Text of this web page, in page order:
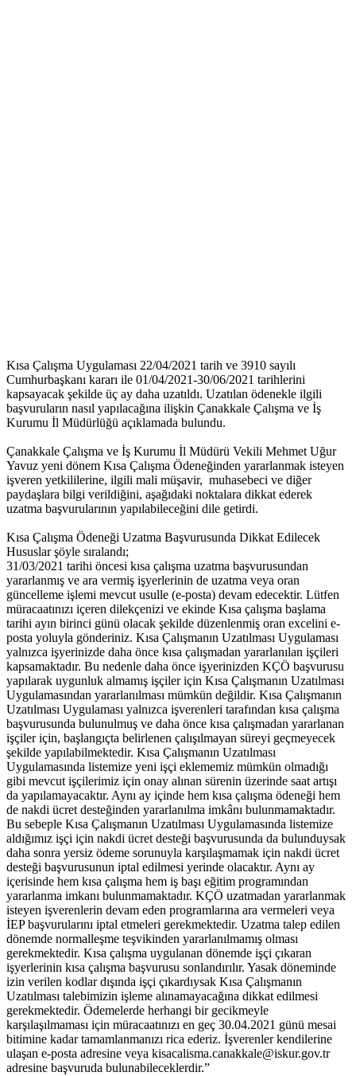
Kısa Çalışma Uygulaması 22/04/2021 tarih ve 3910 sayılı
Cumhurbaşkanı kararı ile 01/04/2021-30/06/2021 tarihlerini
kapsayacak şekilde üç ay daha uzatıldı. Uzatılan ödenekle ilgili
başvuruların nasıl yapılacağına ilişkin Çanakkale Çalışma ve İş
Kurumu İl Müdürlüğü açıklamada bulundu.
Çanakkale Çalışma ve İş Kurumu İl Müdürü Vekili Mehmet Uğur
Yavuz yeni dönem Kısa Çalışma Ödeneğinden yararlanmak isteyen
işveren yetkililerine, ilgili mali müşavir, muhasebeci ve diğer
paydaşlara bilgi verildiğini, aşağıdaki noktalara dikkat ederek
uzatma başvurularının yapılabileceğini dile getirdi.
Kısa Çalışma Ödeneği Uzatma Başvurusunda Dikkat Edilecek
Hususlar şöyle sıralandı;
31/03/2021 tarihi öncesi kısa çalışma uzatma başvurusundan
yararlanmış ve ara vermiş işyerlerinin de uzatma veya oran
güncelleme işlemi mevcut usulle (e-posta) devam edecektir. Lütfen
müracaatınızı içeren dilekçenizi ve ekinde Kısa çalışma başlama
tarihi ayın birinci günü olacak şekilde düzenlenmiş oran excelini e-
posta yoluyla gönderiniz. Kısa Çalışmanın Uzatılması Uygulaması
yalnızca işyerinizde daha önce kısa çalışmadan yararlanılan işçileri
kapsamaktadır. Bu nedenle daha önce işyerinizden KÇÖ başvurusu
yapılarak uygunluk almamış işçiler için Kısa Çalışmanın Uzatılması
Uygulamasından yararlanılması mümkün değildir. Kısa Çalışmanın
Uzatılması Uygulaması yalnızca işverenleri tarafından kısa çalışma
başvurusunda bulunulmuş ve daha önce kısa çalışmadan yararlanan
işçiler için, başlangıçta belirlenen çalışılmayan süreyi geçmeyecek
şekilde yapılabilmektedir. Kısa Çalışmanın Uzatılması
Uygulamasında listemize yeni işçi eklememiz mümkün olmadığı
gibi mevcut işçilerimiz için onay alınan sürenin üzerinde saat artışı
da yapılamayacaktır. Aynı ay içinde hem kısa çalışma ödeneği hem
de nakdi ücret desteğinden yararlanılma imkânı bulunmamaktadır.
Bu sebeple Kısa Çalışmanın Uzatılması Uygulamasında listemize
aldığımız işçi için nakdi ücret desteği başvurusunda da bulunduysak
daha sonra yersiz ödeme sorunuyla karşılaşmamak için nakdi ücret
desteği başvurusunun iptal edilmesi yerinde olacaktır. Aynı ay
içerisinde hem kısa çalışma hem iş başı eğitim programından
yararlanma imkanı bulunmamaktadır. KÇÖ uzatmadan yararlanmak
isteyen işverenlerin devam eden programlarına ara vermeleri veya
İEP başvurularını iptal etmeleri gerekmektedir. Uzatma talep edilen
dönemde normalleşme teşvikinden yararlanılmamış olması
gerekmektedir. Kısa çalışma uygulanan dönemde işçi çıkaran
işyerlerinin kısa çalışma başvurusu sonlandırılır. Yasak döneminde
izin verilen kodlar dışında işçi çıkardıysak Kısa Çalışmanın
Uzatılması talebimizin işleme alınamayacağına dikkat edilmesi
gerekmektedir. Ödemelerde herhangi bir gecikmeyle
karşılaşılmaması için müracaatınızı en geç 30.04.2021 günü mesai
bitimine kadar tamamlanmanızı rica ederiz. İşverenler kendilerine
ulaşan e-posta adresine veya kisacalisma.canakkale@iskur.gov.tr
adresine başvuruda bulunabileceklerdir.”